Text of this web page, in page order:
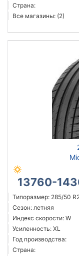
Страна:
Все магазины: (2)
13760-
Типоразмер: 285/50
Сезон: летняя
Индекс скорости: W
Усиленность: XL
Год производства:
Страна: